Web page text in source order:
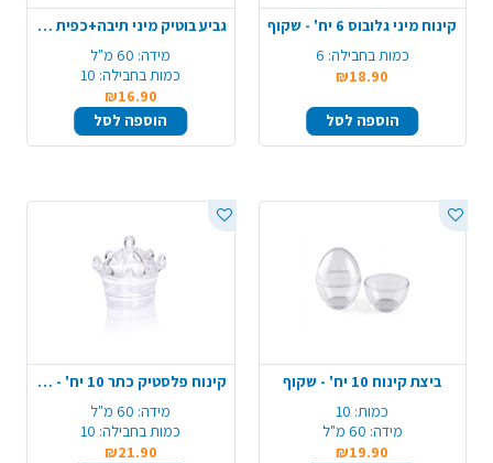
קינוח מיני גלובוס 6 יח' - שקוף
כמות בחבילה: 6
₪18.90
הוספה לסל
גביע בוטיק מיני תיבה+כפית 10 יח' - שקוף
מידה: 60 מ"ל
כמות בחבילה: 10
₪16.90
הוספה לסל
ביצת קינוח 10 יח' - שקוף
כמות: 10
מידה: 60 מ"ל
₪19.90
קינוח פלסטיק כתר 10 יח' - שקוף
מידה: 60 מ"ל
כמות בחבילה: 10
₪21.90